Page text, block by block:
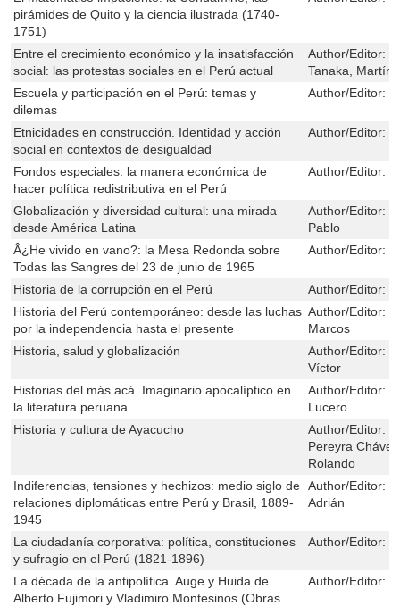
pirámides de Quito y la ciencia ilustrada (1740-
1751)
Entre el crecimiento económico y la insatisfacción
social: las protestas sociales en el Perú actual
Author/Editor:
Tanaka, Martín
Escuela y participación en el Perú: temas y
dilemas
Author/Editor:
Etnicidades en construcción. Identidad y acción
social en contextos de desigualdad
Author/Editor:
Fondos especiales: la manera económica de
hacer política redistributiva en el Perú
Author/Editor:
Globalización y diversidad cultural: una mirada
desde América Latina
Author/Editor:
Pablo
Â¿He vivido en vano?: la Mesa Redonda sobre
Todas las Sangres del 23 de junio de 1965
Author/Editor:
Historia de la corrupción en el Perú Author/Editor:
Historia del Perú contemporáneo: desde las luchas
por la independencia hasta el presente
Author/Editor:
Marcos
Historia, salud y globalización
Author/Editor:
Víctor
Historias del más acá. Imaginario apocalíptico en
la literatura peruana
Author/Editor:
Lucero
Historia y cultura de Ayacucho
Author/Editor:
Pereyra
Rolando
Indiferencias, tensiones y hechizos: medio siglo de
relaciones diplomáticas entre Perú y Brasil, 1889-
1945
Author/Editor:
Adrián
La ciudadanía corporativa: política, constituciones
y sufragio en el Perú (1821-1896)
Author/Editor:
La década de la antipolítica. Auge y Huida de
Alberto Fujimori y Vladimiro Montesinos (Obras
Author/Editor: